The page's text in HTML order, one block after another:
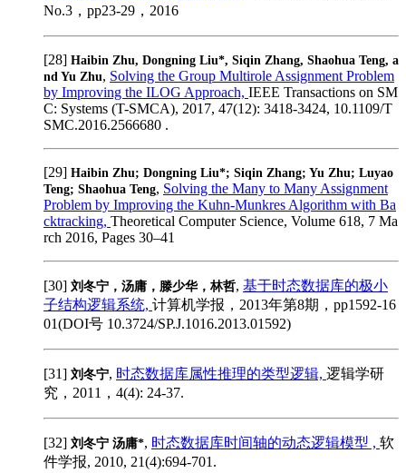
No.3，pp23-29，2016
[28] Haibin Zhu, Dongning Liu*, Siqin Zhang, Shaohua Teng, a
nd Yu Zhu, Solving the Group Multirole Assignment Problem
by Improving the ILOG Approach, IEEE Transactions on SM
C: Systems (T-SMCA), 2017, 47(12): 3418-3424, 10.1109/T
SMC.2016.2566680 .
[29] Haibin Zhu; Dongning Liu*; Siqin Zhang; Yu Zhu; Luyao
Teng; Shaohua Teng, Solving the Many to Many Assignment
Problem by Improving the Kuhn-Munkres Algorithm with Ba
cktracking, Theoretical Computer Science, Volume 618, 7 Ma
rch 2016, Pages 30–41
[30] 刘冬宁，汤庸，滕少华，林哲, 基于时态数据库的极小
子结构逻辑系统, 计算机学报，2013年第8期，pp1592-16
01(DOI号 10.3724/SP.J.1016.2013.01592)
[31] 刘冬宁, 时态数据库属性推理的类型逻辑, 逻辑学研
究，2011，4(4): 24-37.
[32] 刘冬宁 汤庸*, 时态数据库时间轴的动态逻辑模型 , 软
件学报, 2010, 21(4):694-701.